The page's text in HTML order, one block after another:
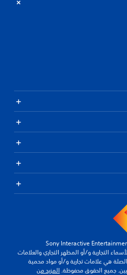
التجارية و/أو المظهر التجاري والعلامات
الصلة هي علامات تجارية و/أو مواد محمية
جميع الحقوق محفوظة. المزيد من